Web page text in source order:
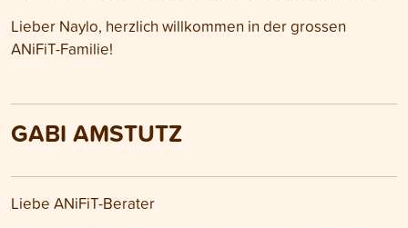
Lieber Naylo, herzlich willkommen in der grossen
ANiFiT-Familie!
GABI AMSTUTZ
Liebe ANiFiT-Berater